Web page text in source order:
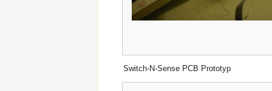
Switch-N-Sense PCB Prototyp